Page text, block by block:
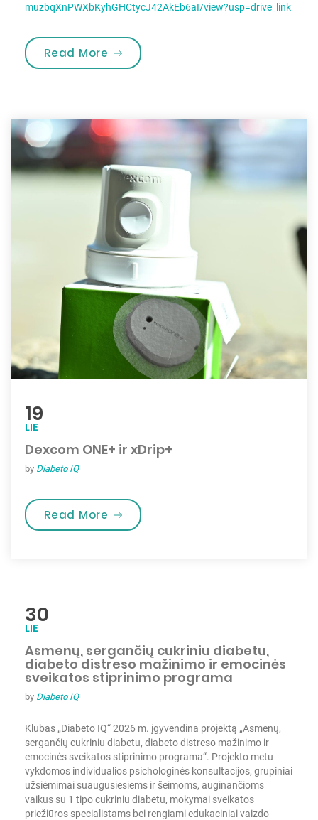
muzbqXnPWXbKyhGHCtycJ42AkEb6aI/view?usp=drive_link
Read More „Sibionics GS1, xDrip+ ir AAPS
19
LIE
Dexcom ONE+ ir xDrip+
by Diabeto IQ
Read More „Dexcom ONE+ ir xDrip+”
30
LIE
Asmenų, sergančių cukriniu diabetu,
diabeto distreso mažinimo ir emocinės
sveikatos stiprinimo programa
by Diabeto IQ
Klubas „Diabeto IQ“ 2026 m. įgyvendina projektą „Asmenų,
sergančių cukriniu diabetu, diabeto distreso mažinimo ir
emocinės sveikatos stiprinimo programa“. Projekto metu
vykdomos individualios psichologinės konsultacijos, grupiniai
užsiėmimai suaugusiesiems ir šeimoms, auginančioms
vaikus su 1 tipo cukriniu diabetu, mokymai sveikatos
priežiūros specialistams bei rengiami edukaciniai vaizdo